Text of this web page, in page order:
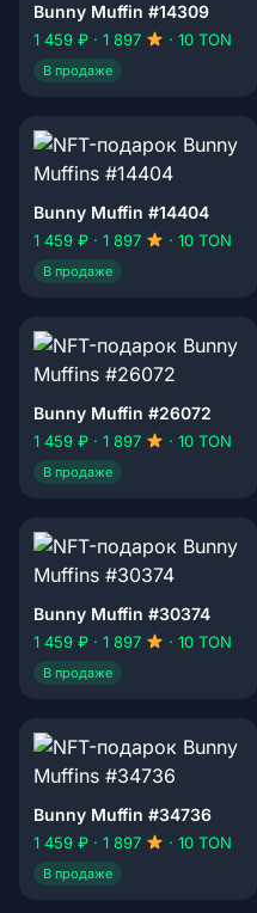
Bunny Muffin #14309
1 459 ₽ · 1 897 · 10 TON
В продаже
Bunny Muffin #14404
1 459 ₽ · 1 897 · 10 TON
В продаже
Bunny Muffin #26072
1 459 ₽ · 1 897 · 10 TON
В продаже
Bunny Muffin #30374
1 459 ₽ · 1 897 · 10 TON
В продаже
Bunny Muffin #34736
1 459 ₽ · 1 897 · 10 TON
В продаже